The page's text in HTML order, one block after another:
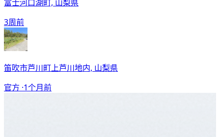
富士河口湖町, 山梨県
3周前
笛吹市芦川町上芦川地内, 山梨県
官方 ·1个月前